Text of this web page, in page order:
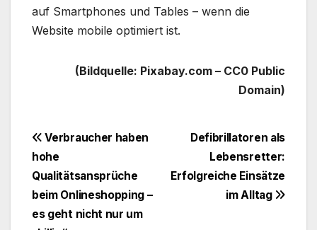
auf Smartphones und Tables – wenn die
Website mobile optimiert ist.
(Bildquelle: Pixabay.com – CC0 Public
Domain)
BeitragsnavigationDefibrillatoren als
Lebensretter:
Erfolgreiche Einsätze
im Alltag
Verbraucher haben
hohe
Qualitätsansprüche
beim Onlineshopping –
es geht nicht nur um